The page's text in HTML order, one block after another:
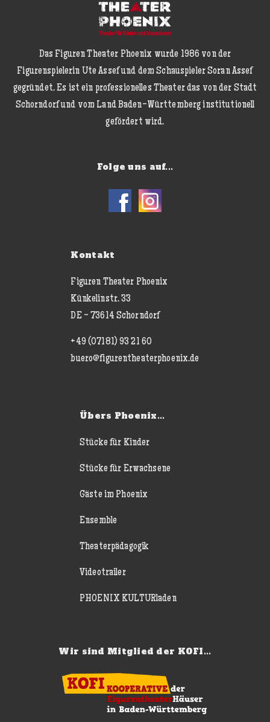
Das Figuren Theater Phoenix wurde 1986 von der
Figurenspielerin Ute Assef und dem Schauspieler Soran Assef
gegründet. Es ist ein professionelles Theater das von der Stadt
Schorndorf und vom Land Baden-Württemberg institutionell
gefördert wird.
Folge uns auf...
Kontakt
Figuren Theater Phoenix
Künkelinstr. 33
DE - 73614 Schorndorf
+49 (07181) 93 21 60
buero@figurentheaterphoenix.de
Übers Phoenix...
Stücke für Kinder
Stücke für Erwachsene
Gäste im Phoenix
Ensemble
Theaterpädagogik
Videotrailer
PHOENIX KULTURladen
Wir sind Mitglied der KOFI...